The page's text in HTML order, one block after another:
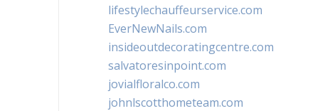
lifestylechauffeurservice.com
EverNewNails.com
insideoutdecoratingcentre.com
salvatoresinpoint.com
jovialfloralco.com
johnlscotthometeam.com